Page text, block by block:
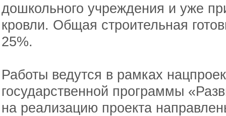
дошкольного учреждения и уже
кровли. Общая строительная
25%.
Работы ведутся в рамках
государственной программы
на реализацию проекта